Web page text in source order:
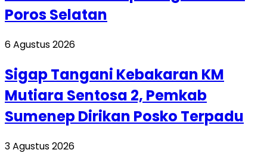
Poros Selatan
6 Agustus 2026
Sigap Tangani Kebakaran KM
Mutiara Sentosa 2, Pemkab
Sumenep Dirikan Posko Terpadu
3 Agustus 2026